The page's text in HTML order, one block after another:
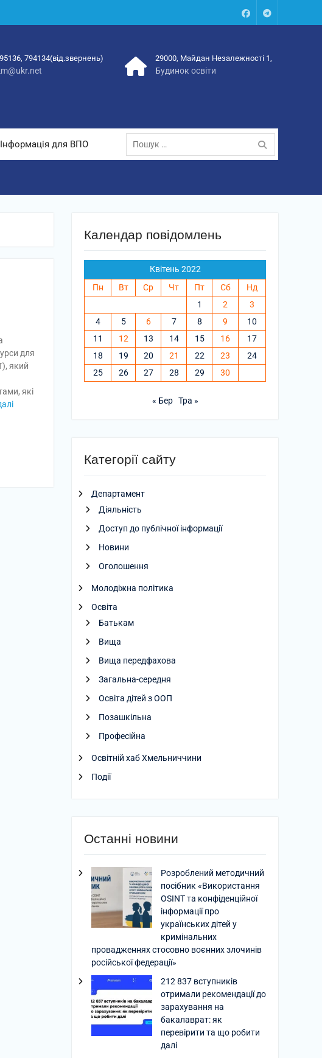
FacebookTalegram
794134(від.звернень) 29000, Майдан Незалежності 1,
Будинок освіти
Інформація для ВПО
Пошук:
для
який
які
Календар повідомлень
Квітень 2022
Пн
Вт Ср Чт Пт Сб
Нд
1
2
3
4
5 6 7 8 9
10
11
12 13 14 15 16
17
18
19 20 21 22 23
24
25
26 27 28 29 30
« Бер Тра »
Категорії сайту
Департамент
Діяльність
Доступ до публічної інформації
Новини
Оголошення
Молодіжна політика
Освіта
Батькам
Вища
Вища передфахова
Загальна-середня
Освіта дітей з ООП
Позашкільна
Професійна
Освітній хаб Хмельниччини
Події
Останні новини
Розроблений методичний
посібник «Використання
OSINT та конфіденційної
інформації про
українських дітей у
кримінальних
провадженнях стосовно воєнних злочинів
російської федерації»
212 837 вступників
отримали рекомендації до
зарахування на
бакалаврат: як
перевірити та що робити
далі